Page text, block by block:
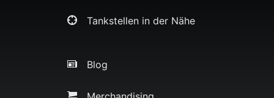
Tankstellen in der Nähe
Blog